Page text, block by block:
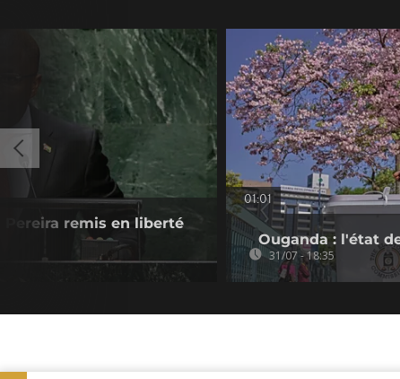
Pereira remis en liberté
01:01
Ouganda : l'état
31/07 - 18:35